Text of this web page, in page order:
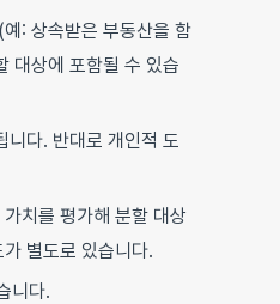
: 상속받은 부동산을 함
대상에 포함될 수 있습
니다. 반대로 개인적 도
가치를 평가해 분할 대상
가 별도로 있습니다.
니다.